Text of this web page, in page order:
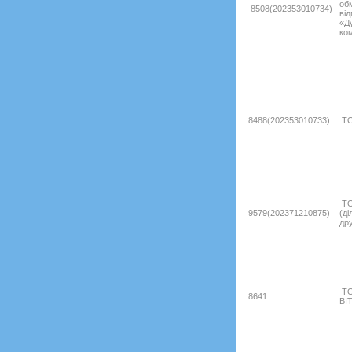
8508(202353010734)
8488(202353010733)
9579(202371210875)
8641